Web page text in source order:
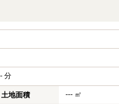
分
土地面積 --- ㎡